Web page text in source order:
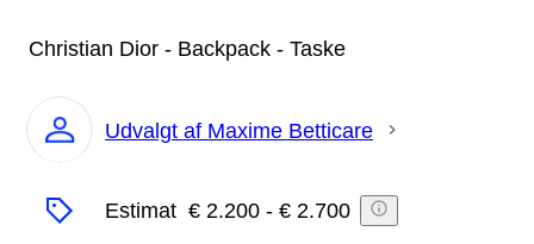
Christian Dior - Backpack - Taske
Ekspert
Udvalgt af Maxime Betticare
Estimat € 2.200 - € 2.700